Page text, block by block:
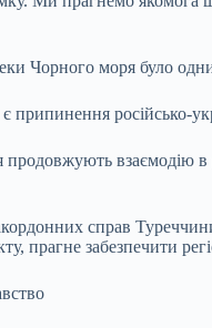
Чорного моря було
російсько-
продовжують
справ
прагне забезпечити